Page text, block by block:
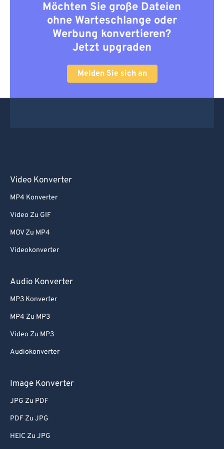
Möchten Sie große Dateien
ohne Warteschlange oder
Werbung konvertieren?
Jetzt upgraden
Melden Sie sich an
Video Konverter
MP4 Konverter
Video Zu GIF
MOV Zu MP4
Videokonverter
Audio Konverter
MP3 Konverter
MP4 Zu MP3
Video Zu MP3
Audiokonverter
Image Konverter
JPG Zu PDF
PDF Zu JPG
HEIC Zu JPG